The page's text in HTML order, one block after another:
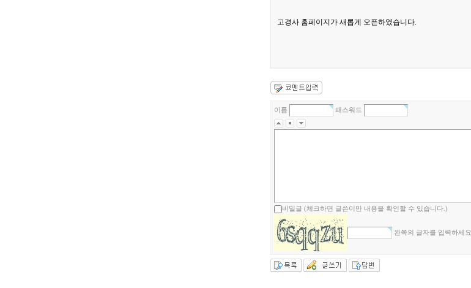
고경사 홈페이지가 새롭게 오픈하였습니다.
이름 패스워드
비밀글 (체크하면 글쓴이만 내용을 확인할 수 있습니다.)
왼쪽의 글자를 입력하세요.